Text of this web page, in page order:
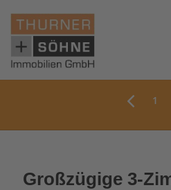
1
Großzügige 3-